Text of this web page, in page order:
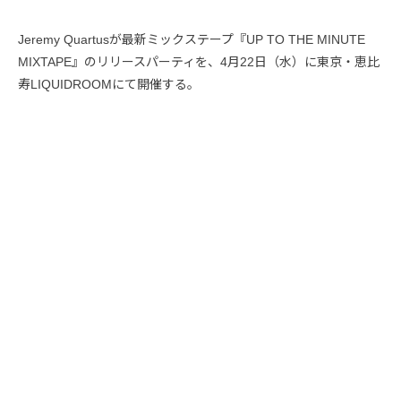
Jeremy Quartusが最新ミックステープ『UP TO THE MINUTE
MIXTAPE』のリリースパーティを、4月22日（水）に東京・恵比
寿LIQUIDROOMにて開催する。